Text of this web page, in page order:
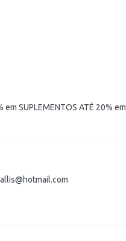
em SUPLEMENTOS ATÉ 20% em